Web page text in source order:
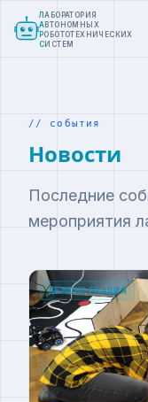
ЛАБОРАТОРИЯ
А ВТОНОМНЫХ
РОБОТОТЕХНИЧЕСКИХ
С ИСТЕМ
// события
Новости
Последние
мероприятия
ДЕМОНСТРАЦИЯ